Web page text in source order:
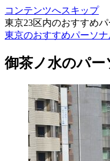
コンテンツへスキップ
東京23区内のおすすめ
東京のおすすめパーソ
御茶ノ水のパ